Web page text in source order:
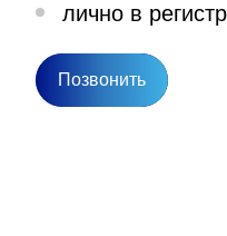
Направления
лично в
Позвонить